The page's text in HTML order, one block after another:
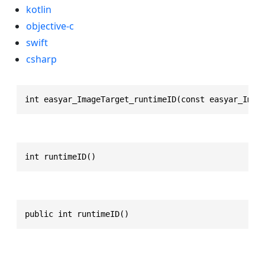
kotlin
objective-c
swift
csharp
int easyar_ImageTarget_runtimeID(const
int runtimeID()
public int runtimeID()